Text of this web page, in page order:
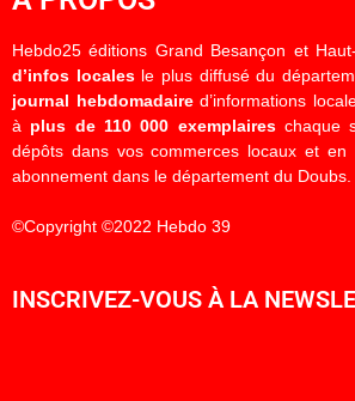
Hebdo25 éditions Grand Besançon et
d’infos localesle plus diffusé du
journal hebdomadaired’informations
à plus de 110 000 exemplaireschaque
dépôts dans vos commerces locaux et
abonnement dans le département du Doubs.
©Copyright ©2022 Hebdo 39
INSCRIVEZ-VOUS À LA